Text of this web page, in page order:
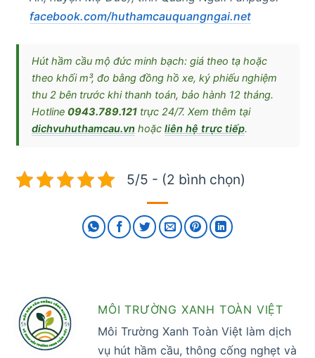
facebook.com/huthamcauquangngai.net
Hút hầm cầu mộ đức minh bạch: giá theo tạ hoặc
theo khối m³, đo bằng đồng hồ xe, ký phiếu nghiệm
thu 2 bên trước khi thanh toán, bảo hành 12 tháng.
Hotline 0943.789.121 trực 24/7. Xem thêm tại
dichvuhuthamcau.vn hoặc liên hệ trực tiếp.
5/5 - (2 bình chọn)
MÔI TRƯỜNG XANH TOÀN VIỆT
Môi Trường Xanh Toàn Việt làm dịch
vụ hút hầm cầu, thông cống nghẹt và